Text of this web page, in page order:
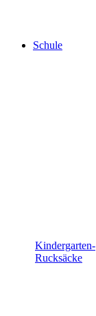
Schule
Kindergarten-
Rucksäcke